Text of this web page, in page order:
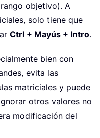
objetivo). A
solo tiene que
Ctrl + Mayús + Intro.
bien con
evita las
matriciales y puede
otros valores no
modificación del